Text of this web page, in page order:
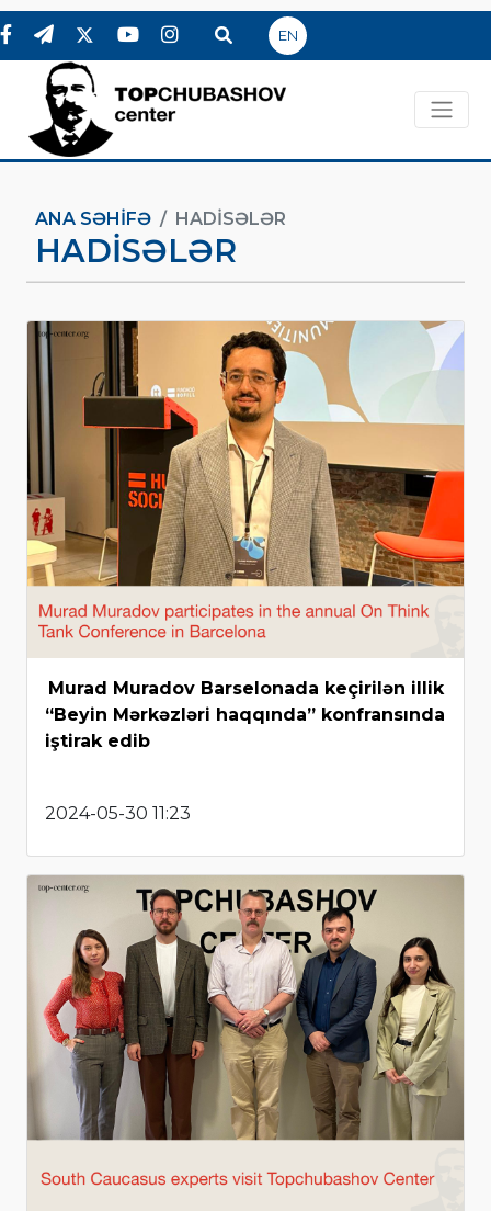
EN
ANA SƏHIFƏ HADİSƏLƏR
HADİSƏLƏR
Murad Muradov Barselonada keçirilən illik
“Beyin Mərkəzləri haqqında” konfransında
iştirak edib
2024-05-30 11:23